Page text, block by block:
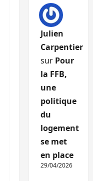
Julien
Carpentier
sur Pour
la FFB,
une
politique
du
logement
se met
en place
29/04/2026